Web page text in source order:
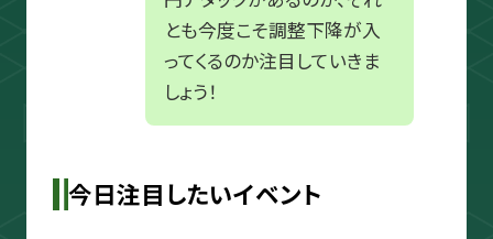
とも今度こそ調整下降が入
ってくるのか注目していきま
しょう！
今日注目したいイベント